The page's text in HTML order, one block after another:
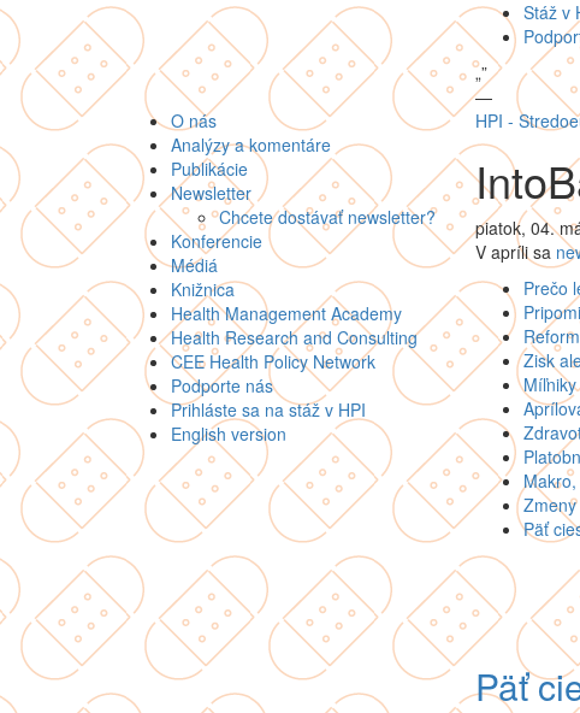
Stáž v
„”
—
O nás
Analýzy a komentáre
Publikácie
Newsletter
Chcete dostávať newsletter?
Konferencie
Médiá
Knižnica
Health Management Academy
Health Research and Consulting
CEE Health Policy Network
Podporte nás
Prihláste sa na stáž v HPI
English version
HPI -
piatok, 04.
V apríli sa
Prečo
Zisk
Päť
Päť